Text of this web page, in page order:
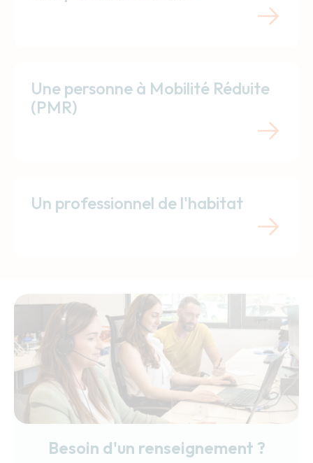
Une personne à Mobilité Réduite
(PMR)
Un professionnel de l'habitat
Besoin d'un renseignement ?